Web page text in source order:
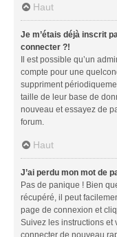
Haut
Je m’étais déjà inscrit
connecter ?!
Il est possible qu’un
compte pour une
suppriment
taille de leur base de
nouveau et essayez de
forum.
Haut
J’ai perdu mon mot de
Pas de panique ! Bien
récupéré, il peut
page de connexion et
Suivez les instructions et
connecter de nouveau